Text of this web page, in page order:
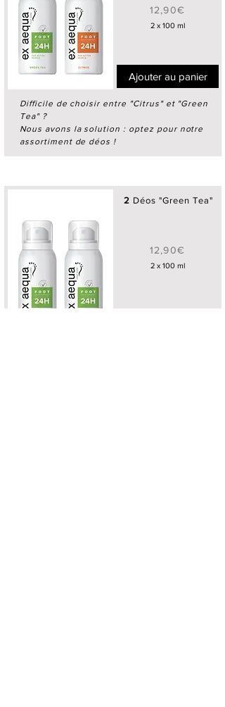
12,90€
2 x 100 ml
Difficile de choisir entre "Citrus" et "Green
Tea" ?
Nous avons la solution : optez pour notre
assortiment de déos !
2 Déos "Green Tea"
12,90€
2 x 100 ml
Ajouter au panier